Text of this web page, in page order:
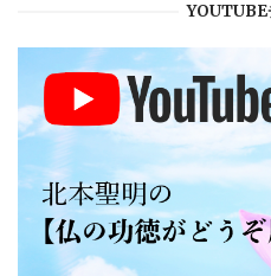
YOUTUBE